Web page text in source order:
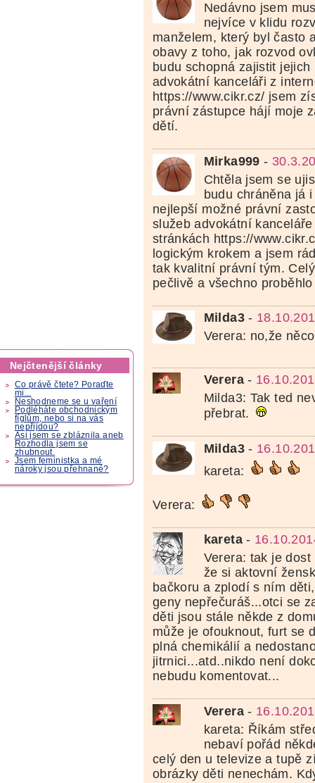
Nejčtenější články
Co právě čtete? Poraďte
mi...
Neshodneme se u vaření
Podléháte obchodnickým
fíglům, nebo si na vás
nepřijdou?
Asi jsem se zbláznila aneb
Rozhodla jsem se
zhubnout.
Jsem feministka a mé
nároky jsou přehnané?
Nedávno jsem
nejvíce v klidu
manželem, který byl často
obavy z toho, jak rozvod
budu schopná zajistit
advokátní kanceláři z
https://www.cikr.cz/ jsem
právní zástupce hájí moje
dětí.
Mirka999 -
Chtěla jsem se
budu chráněna já
nejlepší možné právní
služeb advokátní
stránkách https://
logickým krokem a jsem
tak kvalitní právní tým.
pečlivě a všechno
Milda3-
Verera: no,že
Verera-
Milda3: Tak ted
přebrat.
Milda3-
kareta:
Verera:
kareta-
Verera: tak je
že si aktovní
bačkoru a zplodí s ním
geny nepřečuráš...otci se
děti jsou stále někde z
může je ofouknout, furt se
plná chemikálií a
jitrnici...atd..nikdo není
nebudu komentovat...
Verera-
kareta: Říkám
nebaví pořád
celý den u televize a tupě
obrázky děti nenechám.